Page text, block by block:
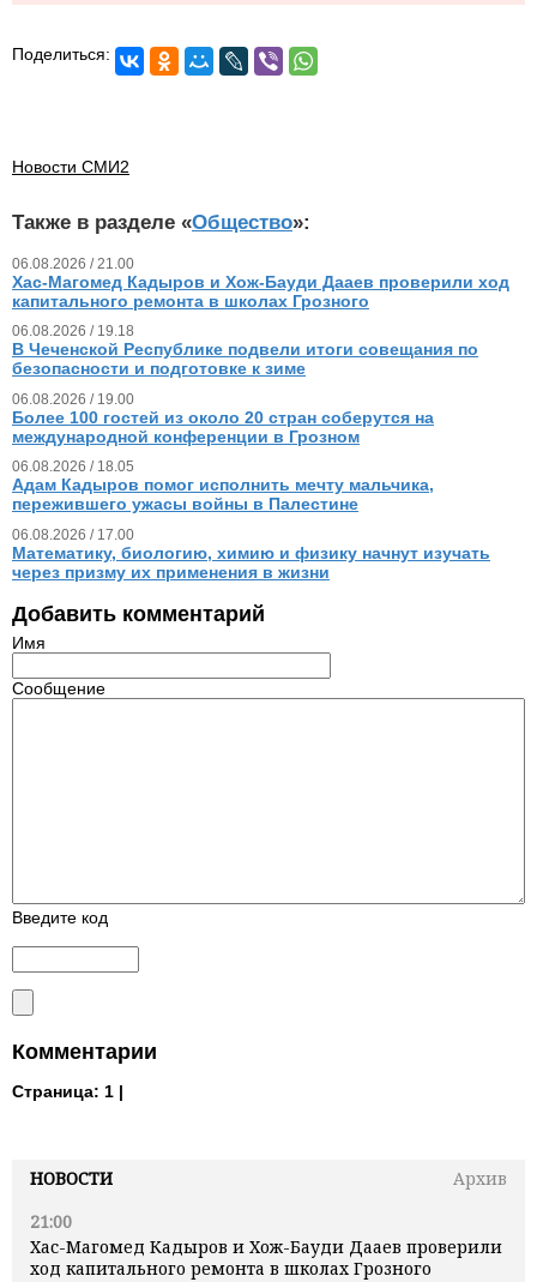
НОВОСТИ
Архив
21:00
Хас-Магомед Кадыров и Хож-Бауди Дааев проверили
ход капитального ремонта в школах Грозного
Поделиться:
Новости СМИ2
Также в разделе «Общество»:
06.08.2026 / 21.00
Хас-Магомед Кадыров и Хож-Бауди Дааев проверили ход
капитального ремонта в школах Грозного
06.08.2026 / 19.18
В Чеченской Республике подвели итоги совещания по
безопасности и подготовке к зиме
06.08.2026 / 19.00
Более 100 гостей из около 20 стран соберутся на
международной конференции в Грозном
06.08.2026 / 18.05
Адам Кадыров помог исполнить мечту мальчика,
пережившего ужасы войны в Палестине
06.08.2026 / 17.00
Математику, биологию, химию и физику начнут изучать
через призму их применения в жизни
Добавить комментарий
Имя
Сообщение
Введите код
Комментарии
Страница: 1 |